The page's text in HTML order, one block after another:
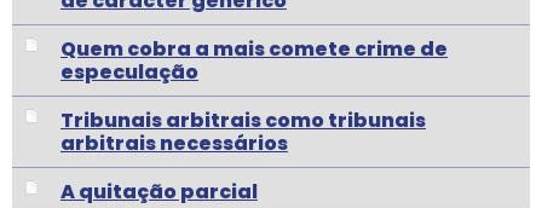
Quem cobra a mais comete crime de
especulação
Tribunais arbitrais como tribunais
arbitrais necessários
A quitação parcial